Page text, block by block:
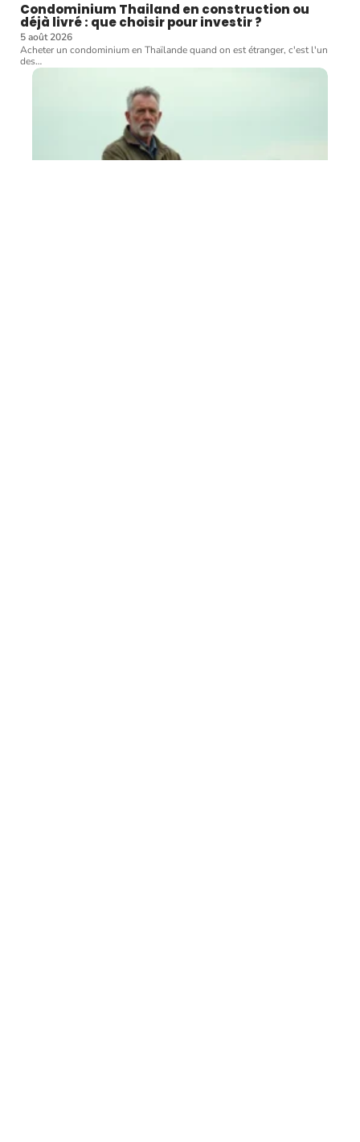
Condominium Thailand en construction ou
déjà livré : que choisir pour investir ?
5 août 2026
Acheter un condominium en Thaïlande quand on est étranger, c'est l'un
des…